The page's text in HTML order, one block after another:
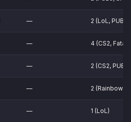
— 2 (LoL, PUBG)
— 4 (CS2, Fatal
— 2 (CS2,
— 2 (Rainbow
— 1 (LoL)